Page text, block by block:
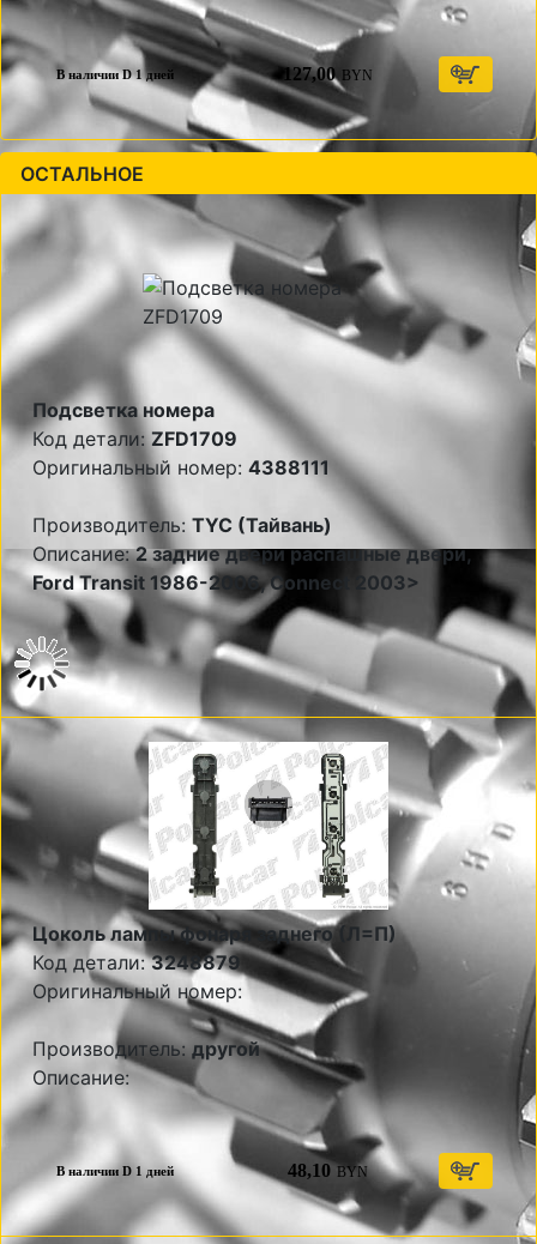
В наличии D 1 дней 127,00 BYN
ОСТАЛЬНОЕ
Подсветка номера
Код детали:ZFD1709
Оригинальный номер: 4388111
Производитель: TYC (Тайвань)
Описание:2 задние двери распашные двери,
Ford Transit 1986-2006, Connect 2003>
Цоколь лампы фонаря заднего (Л=П)
Код детали:3248879
Оригинальный номер:
Производитель:другой
Описание:
В наличии D 1 дней 48,10 BYN